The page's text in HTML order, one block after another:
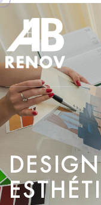
DESIGN
ESTHÉTI